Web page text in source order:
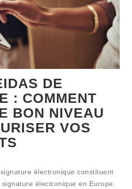
DE
: COMMENT
BON NIVEAU
VOS
électronique constituent
électronique en Europe.